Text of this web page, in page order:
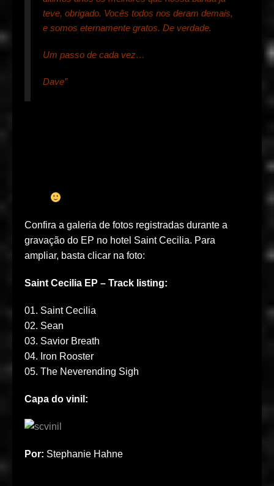
teve, obrigado. Vocês todos nos deram demais,
e somos eternamente gratos. De verdade.
Um passo de cada vez…
Dave”
Confira a galeria de fotos registradas durante a
gravação do EP no hotel Saint Cecilia. Para
ampliar, basta clicar na foto:
Saint Cecilia EP – Track listing:
01. Saint Cecilia
02. Sean
03. Savior Breath
04. Iron Rooster
05. The Neverending Sigh
Capa do vinil:
Por: Stephanie Hahne